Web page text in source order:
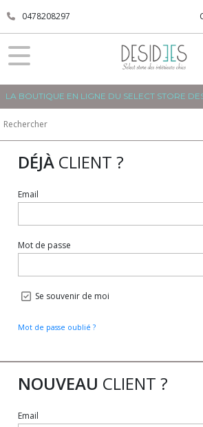
0478208297
LA BOUTIQUE EN LIGNE DU SELECT STORE
DÉJÀ CLIENT ?
Email
Mot de passe
Se souvenir de moi
Mot de passe oublié ?
NOUVEAU CLIENT ?
Email